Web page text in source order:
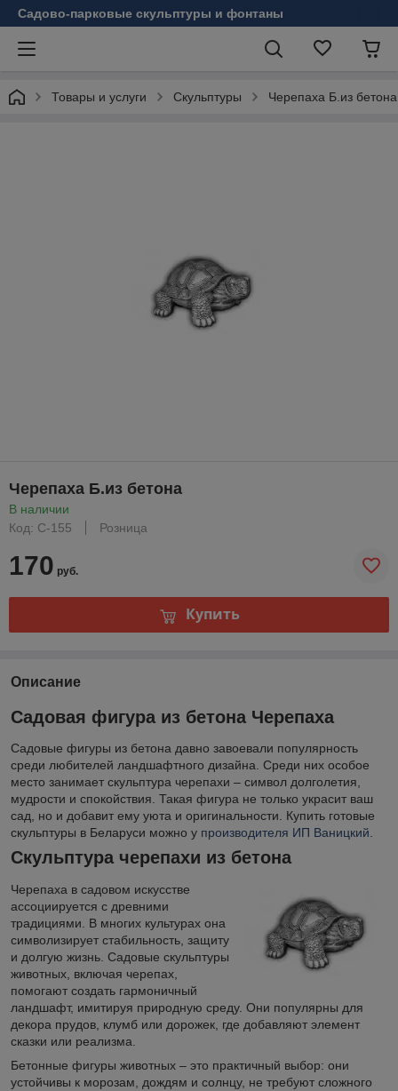
Садово-парковые скульптуры и фонтаны
Товары и услуги Скульптуры Черепаха Б.из бетона
Черепаха Б.из бетона
В наличии
Код: С-155
Розница
170 руб.
Купить
Описание
Садовая фигура из бетона Черепаха
Садовые фигуры из бетона давно завоевали популярность
среди любителей ландшафтного дизайна. Среди них особое
место занимает скульптура черепахи – символ долголетия,
мудрости и спокойствия. Такая фигура не только украсит ваш
сад, но и добавит ему уюта и оригинальности. Купить готовые
скульптуры в Беларуси можно у производителя ИП Ваницкий.
Скульптура черепахи из бетона
Черепаха в садовом искусстве
ассоциируется с древними
традициями. В многих культурах она
символизирует стабильность, защиту
и долгую жизнь. Садовые скульптуры
животных, включая черепах,
помогают создать гармоничный
ландшафт, имитируя природную среду. Они популярны для
декора прудов, клумб или дорожек, где добавляют элемент
сказки или реализма.
Бетонные фигуры животных – это практичный выбор: они
устойчивы к морозам, дождям и солнцу, не требуют сложного